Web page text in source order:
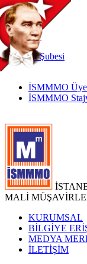
TR
|
EN
İnternetŞubesi
İSMMMO
İSMMMO
MALİ
KURUMSAL
BİLGİYE
MEDYA
İLETİŞİM